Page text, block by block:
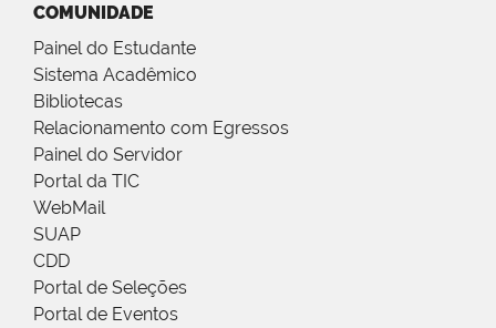
COMUNIDADE
Painel do Estudante
Sistema Acadêmico
Bibliotecas
Relacionamento com Egressos
Painel do Servidor
Portal da TIC
WebMail
SUAP
CDD
Portal de Seleções
Portal de Eventos